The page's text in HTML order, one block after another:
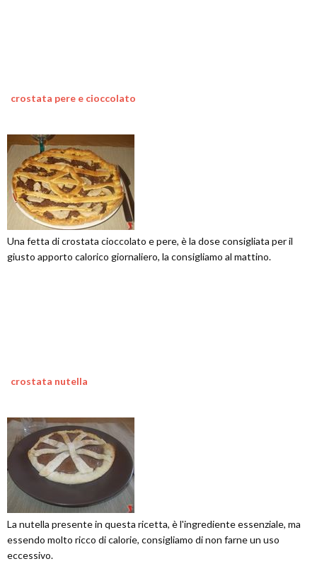
crostata pere e cioccolato
Una fetta di crostata cioccolato e pere, è la dose consigliata per il
giusto apporto calorico giornaliero, la consigliamo al mattino.
crostata nutella
La nutella presente in questa ricetta, è l'ingrediente essenziale, ma
essendo molto ricco di calorie, consigliamo di non farne un uso
eccessivo.